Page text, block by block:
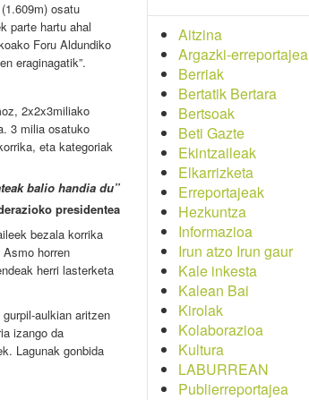
osatu
parte hartu ahal
Foru Aldundiko
eraginagatik”.
2x2x3miliako
3 milia osatuko
eta kategoriak
balio handia du”
presidentea
bezala korrika
horren
herri lasterketa
aulkian aritzen
izango da
Lagunak gonbida
Aitzina
Argazki-erreportajea
Berriak
Bertatik Bertara
Bertsoak
Beti Gazte
Ekintzaileak
Elkarrizketa
Erreportajeak
Hezkuntza
Informazioa
Irun atzo Irun gaur
Kale inkesta
Kalean Bai
Kirolak
Kolaborazioa
Kultura
LABURREAN
Publierreportajea